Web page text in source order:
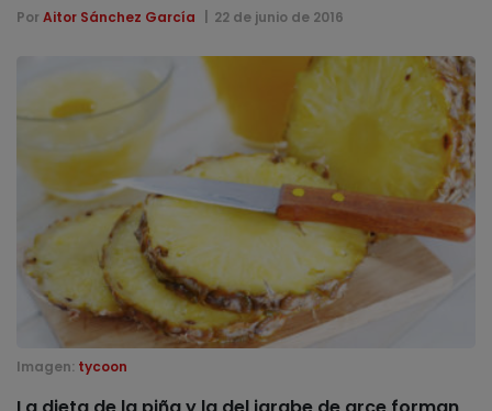
Por Aitor Sánchez García 22 de junio de 2016
Imagen: tycoon